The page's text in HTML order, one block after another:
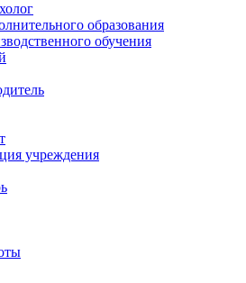
образования
обучения
учреждения